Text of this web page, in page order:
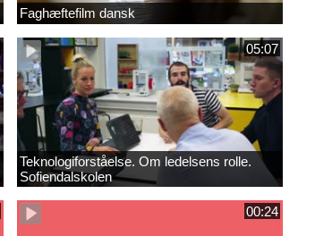
Faghæftefilm dansk
05:07
Teknologiforståelse. Om ledelsens rolle.
Sofiendalskolen
00:24